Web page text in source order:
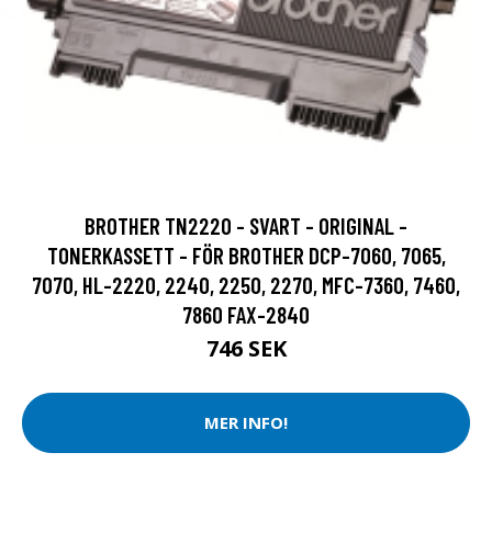
BROTHER TN2220 - SVART - ORIGINAL -
TONERKASSETT - FÖR BROTHER DCP-7060, 7065,
7070, HL-2220, 2240, 2250, 2270, MFC-7360, 7460,
7860 FAX-2840
746 SEK
MER INFO!